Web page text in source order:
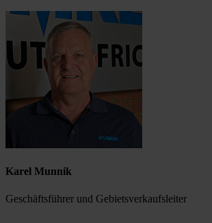
Karel Munnik
Geschäftsführer und Gebietsverkaufsleiter